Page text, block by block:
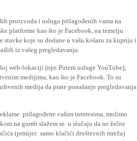
proizvoda i usluga prilagođenih vama na
platforme kao što je Facebook, na temelju
koje su dodane u vašu košaru za kupnju i
iz vašeg pregledavanja.
web-lokaciji (npr. Putem usluge YouTube),
medijima, kao što je Facebook. To su
medija da prate ponašanje pregledavanja
prilagođene vašim interesima, molimo
na gumb slažem se. u slučaju da ne želite
(prmijer: samo klačići društevnih mreža)